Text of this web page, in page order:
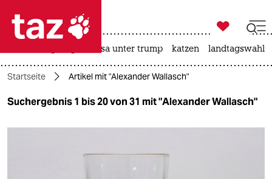
 taz zahl ich
taz zahl ich
themen

taz zahl ich
usa unter trump katzen landtagswahl
Startseite Artikel mit "Alexander Wallasch"
Suchergebnis 1 bis 20 von 31 mit "Alexander Wallasch"